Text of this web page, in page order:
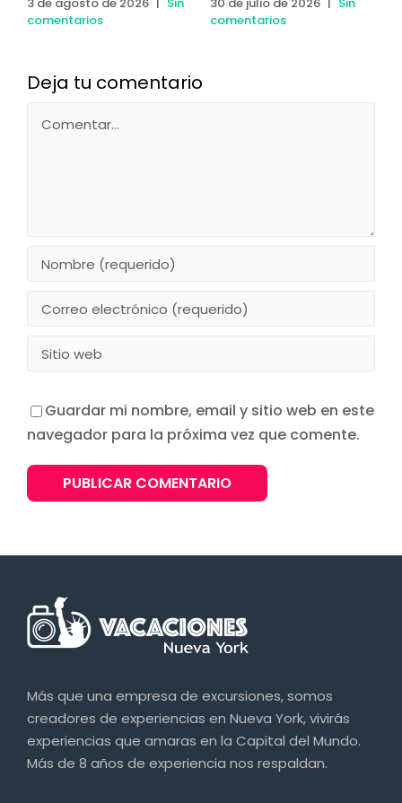
comentarios
comentarios
Deja tu comentario
Guardar mi nombre, email y sitio web en este
navegador para la próxima vez que comente.
Más que una empresa de excursiones, somos
creadores de experiencias en Nueva York, vivirás
experiencias que amaras en la Capital del Mundo.
Más de 8 años de experiencia nos respaldan.